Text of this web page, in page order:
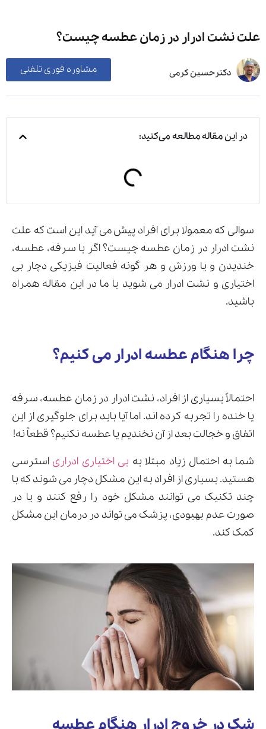
علت نشت ادرار در زمان عطسه چیست؟
دکترحسین کرمی مشاوره فوری تلفنی
در این مقاله مطالعه می‌کنید:
سوالی که معمولا برای افراد پیش می آید این است که علت
نشت ادرار در زمان عطسه چیست؟ اگر با سرفه، عطسه،
خندیدن و یا ورزش و هر گونه فعالیت فیزیکی دچار بی
اختیاری و نشت ادرار می شوید با ما در این مقاله همراه
باشید.
چرا هنگام عطسه ادرار می کنیم؟
احتمالاً بسیاری از افراد، نشت ادرار در زمان عطسه، سرفه
یا خنده را تجربه کرده اند. اما آیا باید برای جلوگیری از این
اتفاق و خجالت بعد از آن نخندیم یا عطسه نکنیم؟ قطعاً نه!
شما به احتمال زیاد مبتلا به بی اختیاری ادراری استرسی
هستید. بسیاری از افراد به این مشکل دچار می شوند که با
چند تکنیک می توانند مشکل خود را رفع کنند و یا در
صورت عدم بهبودی، پزشک می تواند در درمان این مشکل
کمک کند.